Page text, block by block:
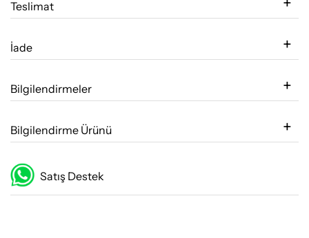
Teslimat
İade
Bilgilendirmeler
Bilgilendirme Ürünü
Satış Destek